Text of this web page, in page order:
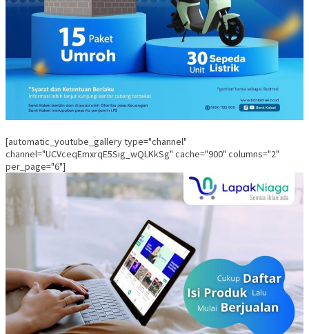
[automatic_youtube_gallery type="channel"
channel="UCVceqEmxrqE5Sig_wQLKkSg" cache="900" columns="2"
per_page="6"]